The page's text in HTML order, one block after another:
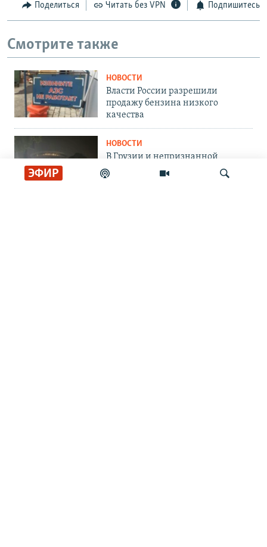
ЭФИР
Поделиться Читать без VPN Подпишитесь
Смотрите также
НОВОСТИ
Власти России разрешили
продажу бензина низкого
качества
НОВОСТИ
В Грузии и непризнанной
Абхазии вновь был масштабный
блэкаут